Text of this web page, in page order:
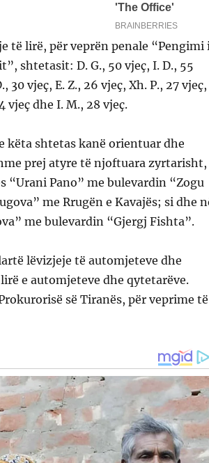
të lirë, për veprën penale “Pengimi
shtetasit: D. G., 50 vjeç, I. D., 55
30 vjeç, E. Z., 26 vjeç, Xh. P., 27 vjeç,
vjeç dhe I. M., 28 vjeç.
këta shtetas kanë orientuar dhe
prej atyre të njoftuara zyrtarisht,
Pano” me bulevardin “Zogu
me Rrugën e Kavajës; si dhe
me bulevardin “Gjergj Fishta”.
lëvizjeje të automjeteve dhe
e automjeteve dhe qytetarëve.
së Tiranës, për veprime të